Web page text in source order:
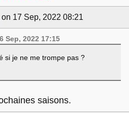
on 17 Sep, 2022 08:21
Sep, 2022 17:15
si je ne me trompe pas ?
saisons.